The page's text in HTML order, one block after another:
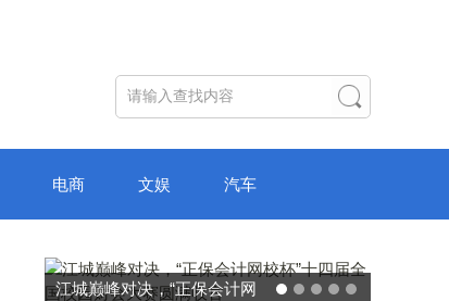
电商 文娱 汽车
江城巅峰对决，“正保会计网